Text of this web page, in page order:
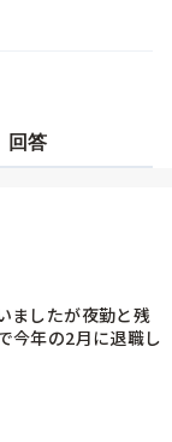
回答
ましたが夜勤と残
今年の2月に退職し
してはありがたい、
えないとまたキツ